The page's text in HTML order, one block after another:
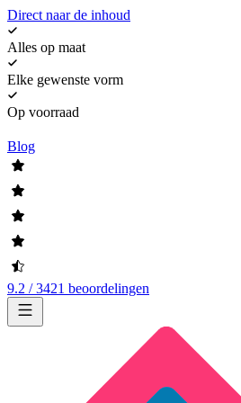
Direct naar de inhoud
Alles op maat
Elke gewenste vorm
Op voorraad
Blog
9.2 / 3421 beoordelingen